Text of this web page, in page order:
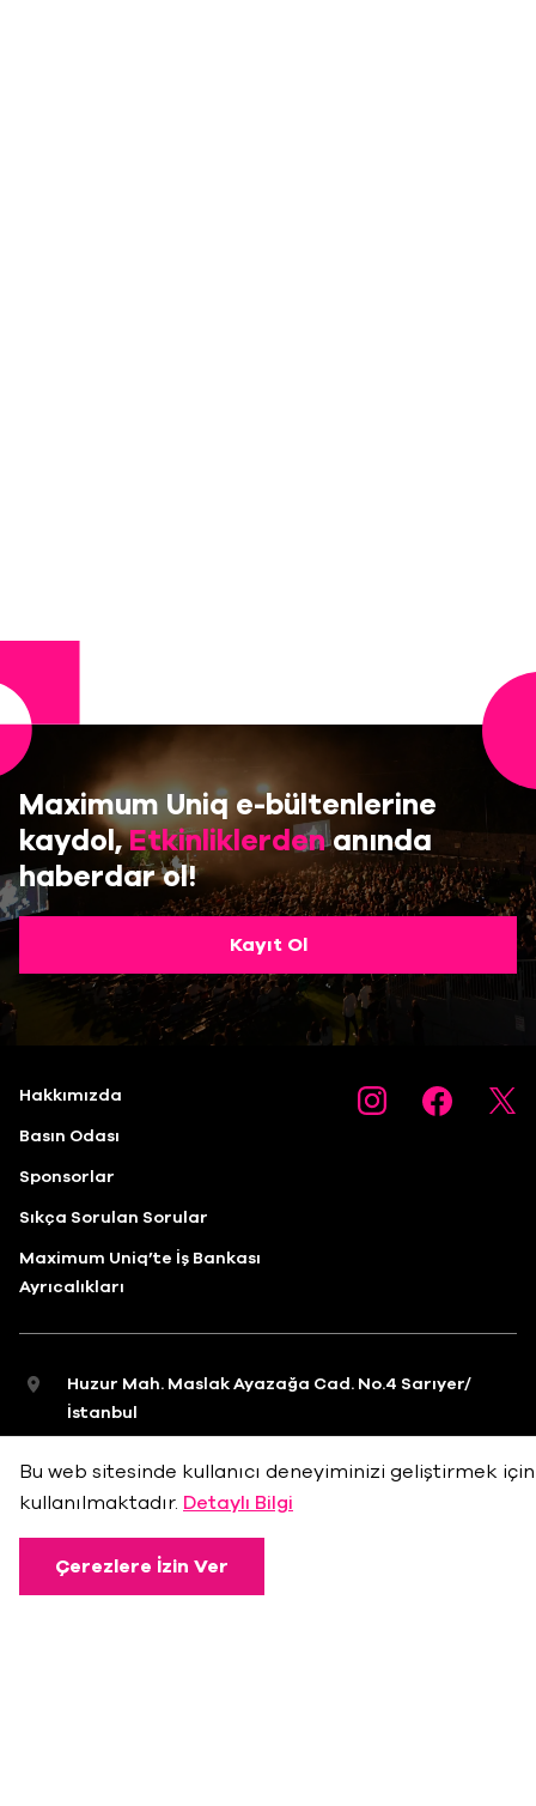
Maximum Uniq e-bültenlerine
kaydol,Etkinliklerdenanında
haberdar ol!
Kayıt Ol
Hakkımızda
Basın Odası
Sponsorlar
Sıkça Sorulan Sorular
Maximum Uniq’te İş Bankası
Ayrıcalıkları
Huzur Mah. Maslak Ayazağa Cad. No.4 Sarıyer/
İstanbul
+90 212 236 18 18
Gizlilik Politikası Kullanım Koşulları
Bu web sitesinde kullanıcı deneyiminizi geliştirmek
kullanılmaktadır. Detaylı Bilgi
Çerezlere İzin Ver